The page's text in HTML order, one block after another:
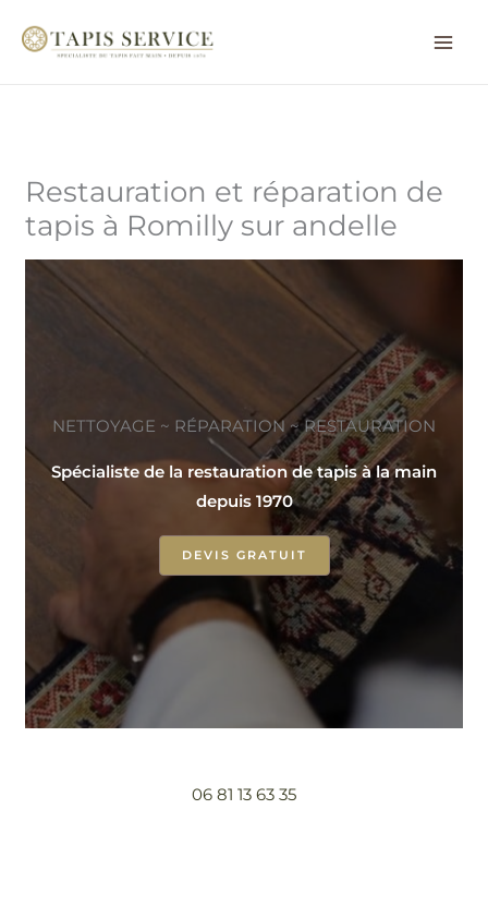
Restauration et réparation de
tapis à Romilly sur andelle
NETTOYAGE ~ RÉPARATION ~ RESTAURATION
Spécialiste de la restauration de tapis à la main
depuis 1970
DEVIS GRATUIT
06 81 13 63 35